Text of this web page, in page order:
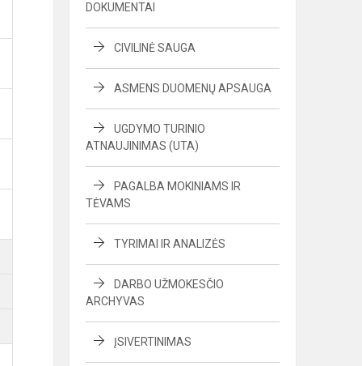
DOKUMENTAI
CIVILINĖ SAUGA
ASMENS DUOMENŲ APSAUGA
UGDYMO TURINIO
ATNAUJINIMAS (UTA)
PAGALBA MOKINIAMS IR
TĖVAMS
TYRIMAI IR ANALIZĖS
DARBO UŽMOKESČIO
ARCHYVAS
ĮSIVERTINIMAS